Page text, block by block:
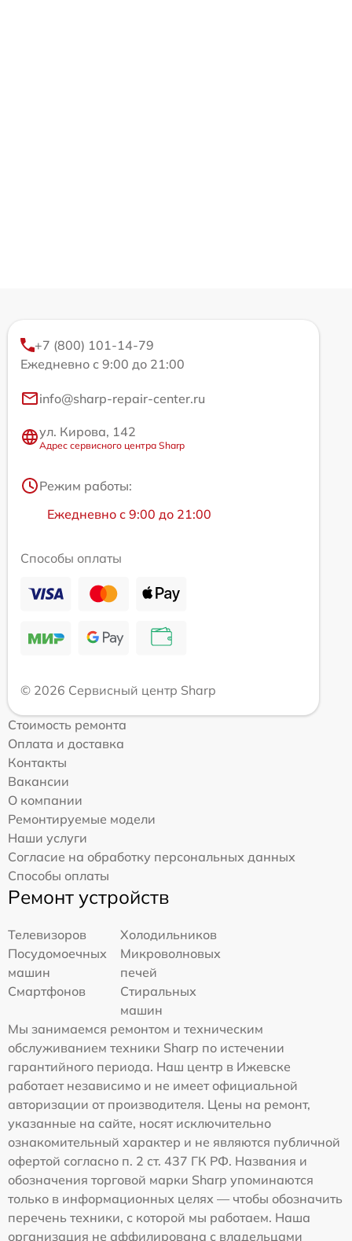
+7 (800) 101-14-79
Ежедневно с 9:00 до 21:00
info@sharp-repair-center.ru
ул. Кирова, 142
Адрес сервисного центра Sharp
Режим работы:
Ежедневно с 9:00 до 21:00
Способы оплаты
© 2026 Сервисный центр Sharp
Стоимость ремонта
Оплата и доставка
Контакты
Вакансии
О компании
Ремонтируемые модели
Наши услуги
Согласие на обработку персональных данных
Способы оплаты
Ремонт устройств
Телевизоров
Холодильников
Посудомоечных
машин
Микроволновых
печей
Смартфонов
Стиральных
машин
Мы занимаемся ремонтом и техническим
обслуживанием техники Sharp по истечении
гарантийного периода. Наш центр в Ижевске
работает независимо и не имеет официальной
авторизации от производителя. Цены на ремонт,
указанные на сайте, носят исключительно
ознакомительный характер и не являются публичной
офертой согласно п. 2 ст. 437 ГК РФ. Названия и
обозначения торговой марки Sharp упоминаются
только в информационных целях — чтобы обозначить
перечень техники, с которой мы работаем. Наша
организация не аффилирована с владельцами